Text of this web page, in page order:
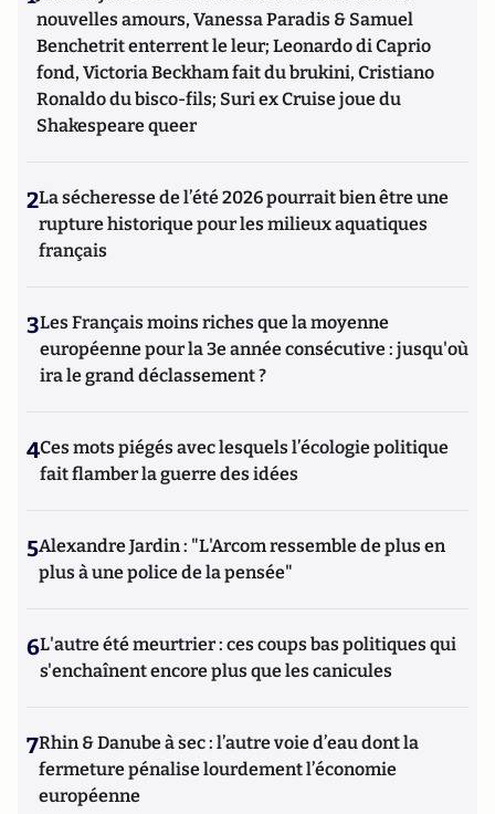
nouvelles amours, Vanessa Paradis & Samuel
Benchetrit enterrent le leur; Leonardo di Caprio
fond, Victoria Beckham fait du brukini, Cristiano
Ronaldo du bisco-fils; Suri ex Cruise joue du
Shakespeare queer
2La sécheresse de l’été 2026 pourrait bien être une
rupture historique pour les milieux aquatiques
français
3Les Français moins riches que la moyenne
européenne pour la 3e année consécutive : jusqu'où
ira le grand déclassement ?
4Ces mots piégés avec lesquels l’écologie politique
fait flamber la guerre des idées
5Alexandre Jardin : "L'Arcom ressemble de plus en
plus à une police de la pensée"
6L'autre été meurtrier : ces coups bas politiques qui
s'enchaînent encore plus que les canicules
7Rhin & Danube à sec : l’autre voie d’eau dont la
fermeture pénalise lourdement l’économie
européenne